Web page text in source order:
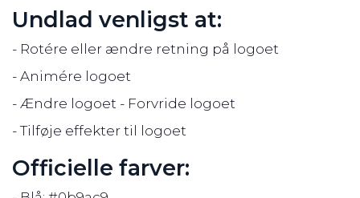
Undlad venligst at:
- Rotére eller ændre retning på logoet
- Animére logoet
- Ændre logoet - Forvride logoet
- Tilføje effekter til logoet
Officielle farver: